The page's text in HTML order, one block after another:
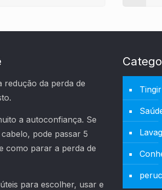
da perda de
a autoconfiança. Se
pode passar 5
como parar a perda de
para escolher, usar e
Tingir